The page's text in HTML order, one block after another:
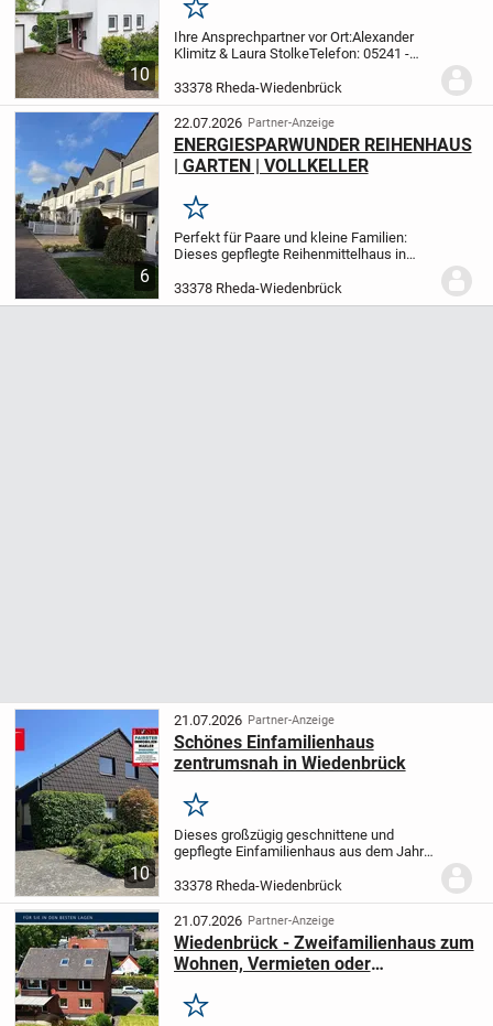
10
Merken
Ihre Ansprechpartner vor Ort:Alexander
Klimitz & Laura StolkeTelefon: 05241 -
Wiedenbrück: Großzügiges Familienhaus
auf 869 m² GrundstückWer den Blick für...
33378 Rheda-Wiedenbrück
6
22.07.2026 Partner-Anzeige
ENERGIESPARWUNDER REIHENHAUS
| GARTEN | VOLLKELLER
Merken
Perfekt für Paare und kleine Familien:
Dieses gepflegte Reihenmittelhaus in
durch sensationelle Energiewerte (Klasse
B, 66 kWh/m²a)! Dank Dachdämmung
33378 Rheda-Wiedenbrück
10
21.07.2026 Partner-Anzeige
Schönes Einfamilienhaus
zentrumsnah in Wiedenbrück
Merken
Dieses großzügig geschnittene und
gepflegte Einfamilienhaus aus dem Jahr
sowie zusätzliche Möglichkeiten für ein
Homeoffice oder eine individuelle...
33378 Rheda-Wiedenbrück
21.07.2026 Partner-Anzeige
Wiedenbrück - Zweifamilienhaus zum
Wohnen, Vermieten oder
Merken